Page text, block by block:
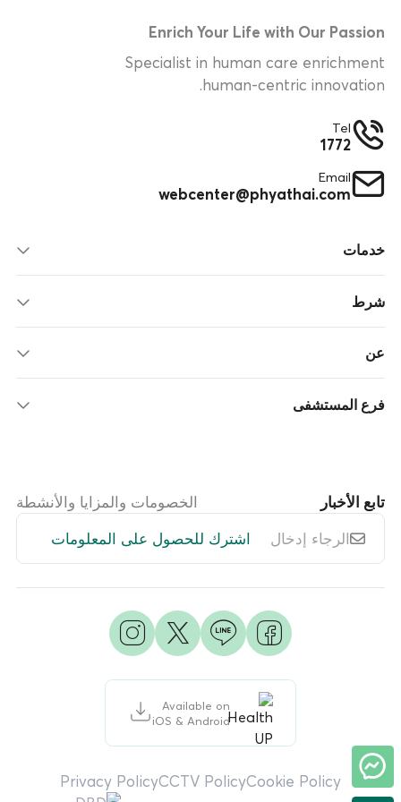
Enrich Your Life with Our Passion
Specialist in human care enrichment
human-centric innovation.
Tel
1772
Email
webcenter@phyathai.com
خدمات
شرط
عن
فرع المستشفى
Available on
iOS & Android
تابع الأخبار
الخصومات والمزايا والأنشطة
اشترك للحصول على المعلومات
Cookie Policy
CCTV Policy
Privacy Policy